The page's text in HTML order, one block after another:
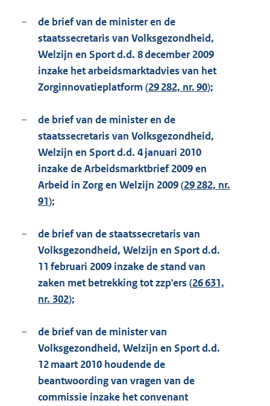
–
de brief van de minister en de
staatssecretaris van Volksgezondheid,
Welzijn en Sport d.d. 8 december 2009
inzake het arbeidsmarktadvies van het
Zorginnovatieplatform (29 282, nr. 90);
–
de brief van de minister en de
staatssecretaris van Volksgezondheid,
Welzijn en Sport d.d. 4 januari 2010
inzake de Arbeidsmarktbrief 2009 en
Arbeid in Zorg en Welzijn 2009 (29 282, nr.
91);
–
de brief van de staatssecretaris van
Volksgezondheid, Welzijn en Sport d.d.
11 februari 2009 inzake de stand van
zaken met betrekking tot zzp'ers (26 631,
nr. 302);
–
de brief van de minister van
Volksgezondheid, Welzijn en Sport d.d.
12 maart 2010 houdende de
beantwoording van vragen van de
commissie inzake het convenant